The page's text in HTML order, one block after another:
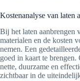
Kostenanalyse van laten
Bij het laten aanbrengen
materialen en de kosten
nemen. Een
goed in kaart te
nette, duurzame en
zichtbaar in de